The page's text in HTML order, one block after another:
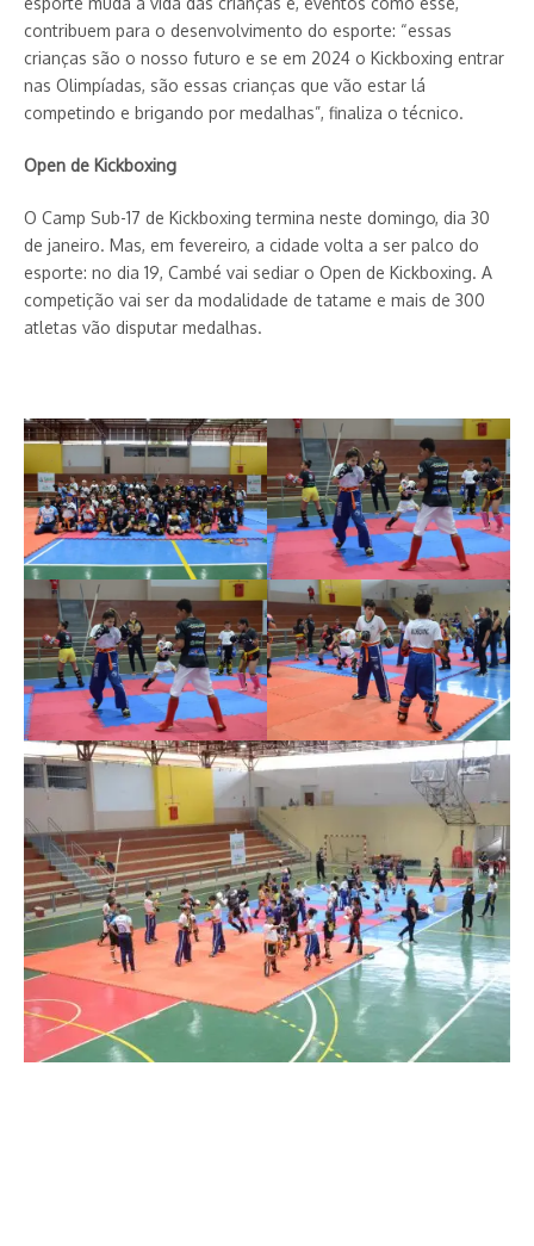
contribuem para o desenvolvimento do esporte: “essas
crianças são o nosso futuro e se em 2024 o Kickboxing entrar
nas Olimpíadas, são essas crianças que vão estar lá
competindo e brigando por medalhas”, finaliza o técnico.
Open de Kickboxing
O Camp Sub-17 de Kickboxing termina neste domingo, dia 30
de janeiro. Mas, em fevereiro, a cidade volta a ser palco do
esporte: no dia 19, Cambé vai sediar o Open de Kickboxing. A
competição vai ser da modalidade de tatame e mais de 300
atletas vão disputar medalhas.